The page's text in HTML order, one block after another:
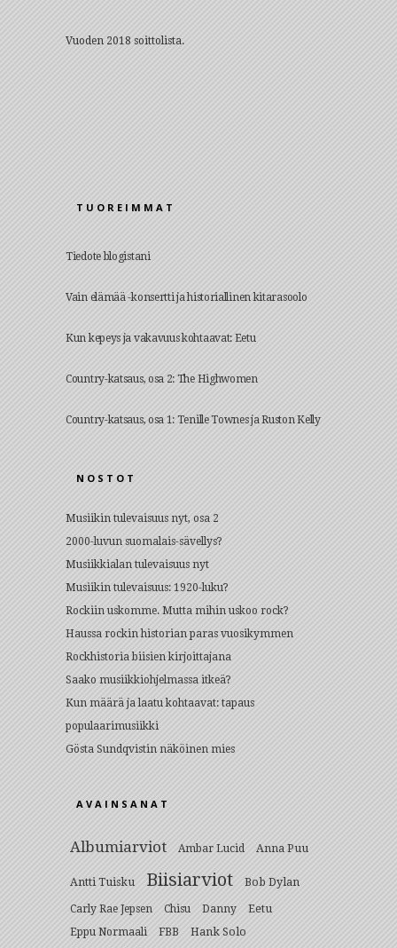
Vuoden 2018 soittolista.
TUOREIMMAT
Tiedote blogistani
Vain elämää -konsertti ja historiallinen kitarasoolo
Kun kepeys ja vakavuus kohtaavat: Eetu
Country-katsaus, osa 2: The Highwomen
Country-katsaus, osa 1: Tenille Townes ja Ruston Kelly
NOSTOT
Musiikin tulevaisuus nyt, osa 2
2000-luvun suomalais-sävellys?
Musiikkialan tulevaisuus nyt
Musiikin tulevaisuus: 1920-luku?
Rockiin uskomme. Mutta mihin uskoo rock?
Haussa rockin historian paras vuosikymmen
Rockhistoria biisien kirjoittajana
Saako musiikkiohjelmassa itkeä?
Kun määrä ja laatu kohtaavat: tapaus
populaarimusiikki
Gösta Sundqvistin näköinen mies
AVAINSANAT
Albumiarviot Ambar Lucid Anna Puu
Antti Tuisku Biisiarviot Bob Dylan
Carly Rae Jepsen Chisu Danny Eetu
Eppu Normaali FBB Hank Solo